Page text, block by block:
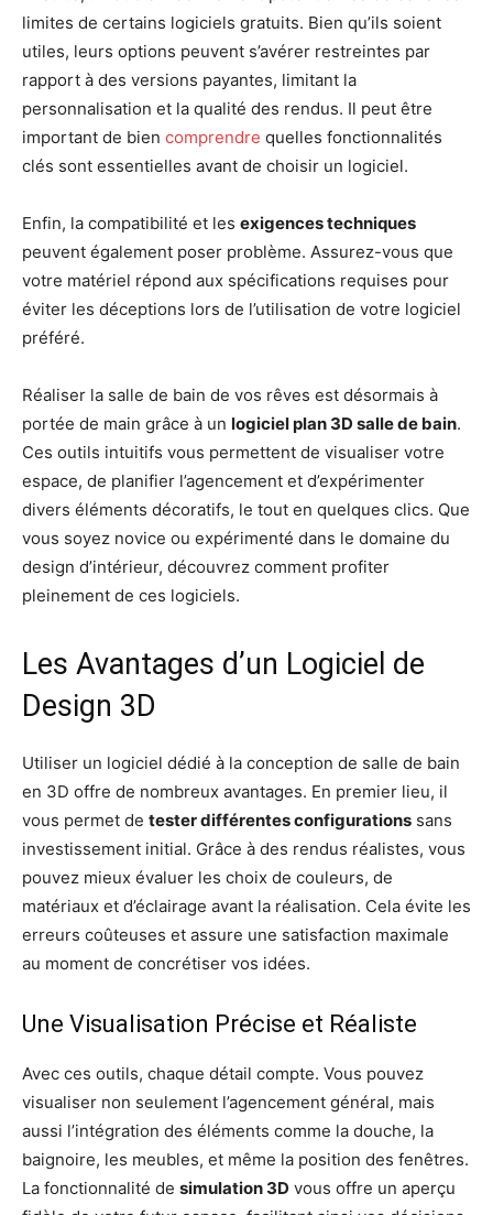
limites de certains logiciels gratuits. Bien qu’ils soient
utiles, leurs options peuvent s’avérer restreintes par
rapport à des versions payantes, limitant la
personnalisation et la qualité des rendus. Il peut être
important de bien comprendre quelles fonctionnalités
clés sont essentielles avant de choisir un logiciel.
Enfin, la compatibilité et les exigences techniques
peuvent également poser problème. Assurez-vous que
votre matériel répond aux spécifications requises pour
éviter les déceptions lors de l’utilisation de votre logiciel
préféré.
Réaliser la salle de bain de vos rêves est désormais à
portée de main grâce à un logiciel plan 3D salle de bain.
Ces outils intuitifs vous permettent de visualiser votre
espace, de planifier l’agencement et d’expérimenter
divers éléments décoratifs, le tout en quelques clics. Que
vous soyez novice ou expérimenté dans le domaine du
design d’intérieur, découvrez comment profiter
pleinement de ces logiciels.
Les Avantages d’un Logiciel de
Design 3D
Utiliser un logiciel dédié à la conception de salle de bain
en 3D offre de nombreux avantages. En premier lieu, il
vous permet de tester différentes configurations sans
investissement initial. Grâce à des rendus réalistes, vous
pouvez mieux évaluer les choix de couleurs, de
matériaux et d’éclairage avant la réalisation. Cela évite les
erreurs coûteuses et assure une satisfaction maximale
au moment de concrétiser vos idées.
Une Visualisation Précise et Réaliste
Avec ces outils, chaque détail compte. Vous pouvez
visualiser non seulement l’agencement général, mais
aussi l’intégration des éléments comme la douche, la
baignoire, les meubles, et même la position des fenêtres.
La fonctionnalité de simulation 3D vous offre un aperçu